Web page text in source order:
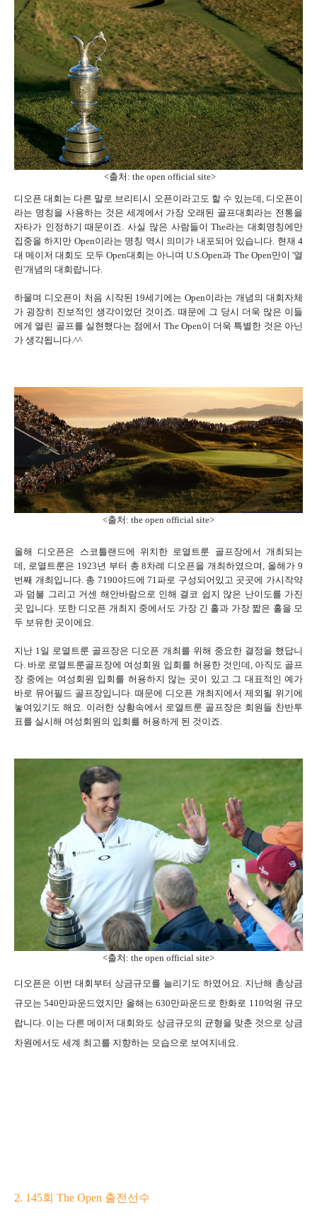
<출처: the open official site>
디오픈 대회는 다른 말로 브리티시 오픈이라고도 할 수 있는데, 디오픈이
라는 명칭을 사용하는 것은 세계에서 가장 오래된 골프대회라는 전통을
자타가 인정하기 때문이죠. 사실 많은 사람들이 The라는 대회명칭에만
집중을 하지만 Open이라는 명칭 역시 의미가 내포되어 있습니다. 현재 4
대 메이저 대회도 모두 Open대회는 아니며 U.S.Open과 The Open만이 '열
린'개념의 대회랍니다.
하물며 디오픈이 처음 시작된 19세기에는 Open이라는 개념의 대회자체
가 굉장히 진보적인 생각이었던 것이죠. 때문에 그 당시 더욱 많은 이들
에게 열린 골프를 실현했다는 점에서 The Open이 더욱 특별한 것은 아닌
가 생각됩니다.^^
<출처: the open official site>
올해 디오픈은 스코틀랜드에 위치한 로열트룬 골프장에서 개최되는
데, 로열트룬은 1923년 부터 총 8차례 디오픈을 개최하였으며, 올해가 9
번째 개최입니다. 총 7190야드에 71파로 구성되어있고 곳곳에 가시작약
과 덤불 그리고 거센 해안바람으로 인해 결코 쉽지 않은 난이도를 가진
곳 입니다. 또한 디오픈 개최지 중에서도 가장 긴 홀과 가장 짧은 홀을 모
두 보유한 곳이에요.
지난 1일 로열트룬 골프장은 디오픈 개최를 위해 중요한 결정을 했답니
다. 바로 로열트룬골프장에 여성회원 입회를 허용한 것인데, 아직도 골프
장 중에는 여성회원 입회를 허용하지 않는 곳이 있고 그 대표적인 예가
바로 뮤어필드 골프장입니다. 때문에 디오픈 개최지에서 제외될 위기에
놓여있기도 해요. 이러한 상황속에서 로열트룬 골프장은 회원들 찬반투
표를 실시해 여성회원의 입회를 허용하게 된 것이죠.
<출처: the open official site>
디오픈은 이번 대회부터 상금규모를 늘리기도 하였어요. 지난해 총상금
규모는 540만파운드였지만 올해는 630만파운드로 한화로 110억원 규모
랍니다. 이는 다른 메이저 대회와도 상금규모의 균형을 맞춘 것으로 상금
차원에서도 세계 최고를 지향하는 모습으로 보여지네요.
2. 145회 The Open 출전선수